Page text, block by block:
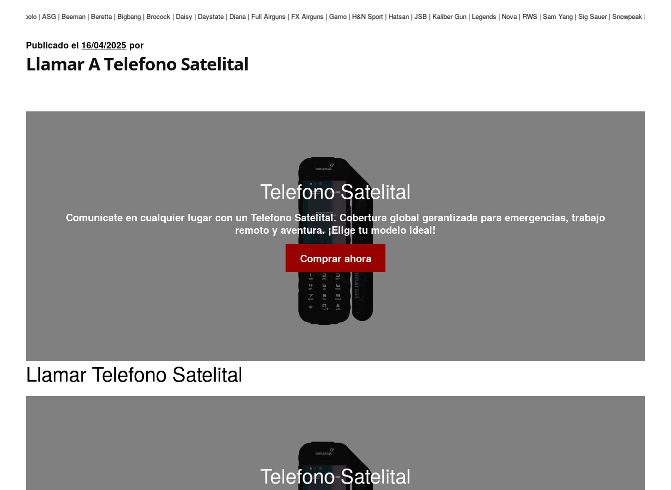
Apolo | ASG | Beeman | Beretta | Bigbang | Brocock | Daisy | Daystate | Diana | Full Airguns | FX Airguns | Gamo | H&N Sport | Hatsan | JSB | Kaliber Gun | Legends | Nova | RWS | Sam Yang | Sig Sauer | Snowpeak | Umarex |
Publicado el 16/04/2025 por
Llamar A Telefono Satelital
Telefono Satelital
Comunícate en cualquier lugar con un Telefono Satelital. Cobertura global garantizada para emergencias, trabajo
remoto y aventura. ¡Elige tu modelo ideal!
Comprar ahora
Llamar Telefono Satelital
Telefono Satelital